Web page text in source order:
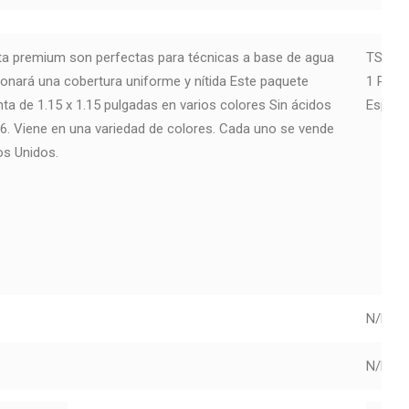
premium son perfectas para técnicas a base de agua
una cobertura uniforme y nítida Este paquete
de 1.15 x 1.15 pulgadas en varios colores Sin ácidos
Viene en una variedad de colores. Cada uno se vende
Unidos.
1
N/D
N/D